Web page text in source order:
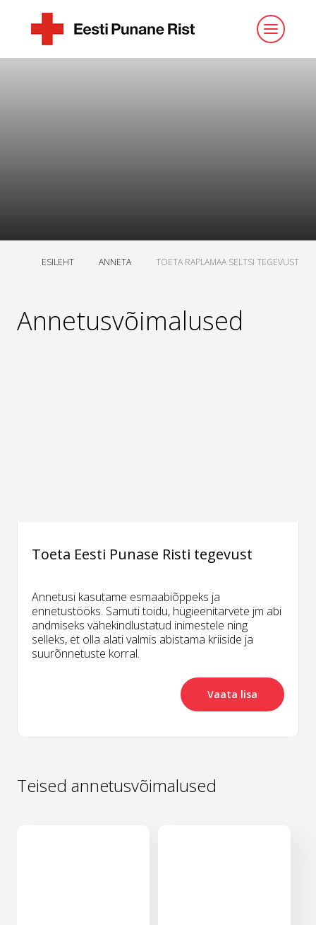
ESILEHT ANNETA TOETA RAPLAMAA SELTSI TEGEVUST
Annetusvõimalused
Toeta Eesti Punase Risti tegevust
Annetusi kasutame esmaabiõppeks ja
ennetustööks. Samuti toidu, hügieenitarvete jm abi
andmiseks vähekindlustatud inimestele ning
selleks, et olla alati valmis abistama kriiside ja
suurõnnetuste korral.
Vaata lisa
Teised annetusvõimalused